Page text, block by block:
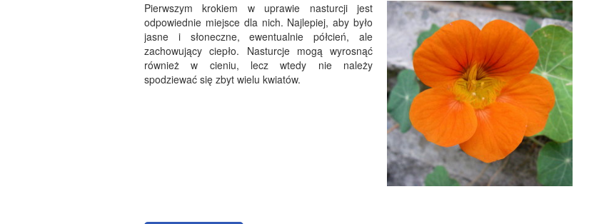
Pierwszym krokiem w uprawie nasturcji jest
odpowiednie miejsce dla nich. Najlepiej, aby było
jasne i słoneczne, ewentualnie półcień, ale
zachowujący ciepło. Nasturcje mogą wyrosnąć
również w cieniu, lecz wtedy nie należy
spodziewać się zbyt wielu kwiatów.